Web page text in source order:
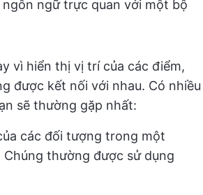
ngữ trực quan với một bộ
vì hiển thị vị trí của các điểm,
được kết nối với nhau. Có nhiều
sẽ thường gặp nhất:
các đối tượng trong một
thường được sử dụng